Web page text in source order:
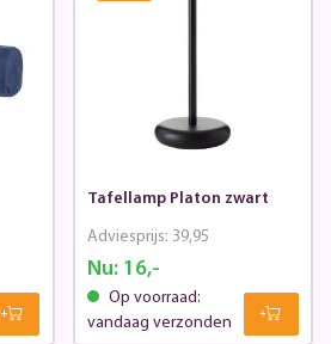
Tafellamp Platon zwart
Nu: 16,-
Adviesprijs: 39,95
Op voorraad:
vandaag verzonden